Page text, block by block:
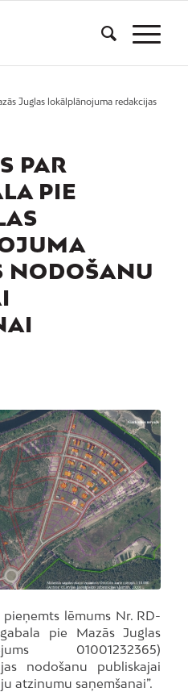
Juglas lokālplānojuma redakcijas
PAR
PIE
NODOŠANU
pieņemts lēmums Nr. RD-
pie Mazās Juglas
01001232365)
nodošanu publiskajai
atzinumu saņemšanai”.